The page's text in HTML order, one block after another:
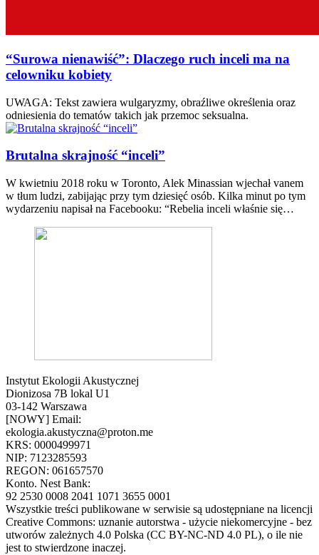
“Surowa nienawiść”: Dlaczego ruch inceli ma na
celowniku kobiety
UWAGA: Tekst zawiera wulgaryzmy, obraźliwe określenia oraz
odniesienia do tematów takich jak przemoc seksualna.
Brutalna skrajność “inceli”
W kwietniu 2018 roku w Toronto, Alek Minassian wjechał vanem
w tłum ludzi, zabijając przy tym dziesięć osób. Kilka minut po tym
wydarzeniu napisał na Facebooku: “Rebelia inceli właśnie się…
Instytut Ekologii Akustycznej
Dionizosa 7B lokal U1
03-142 Warszawa
[NOWY] Email:
ekologia.akustyczna@proton.me
KRS: 0000499971
NIP: 7123285593
REGON: 061657570
Konto. Nest Bank:
92 2530 0008 2041 1071 3655 0001
Wszystkie treści publikowane w serwisie są udostępniane na licencji
Creative Commons: uznanie autorstwa - użycie niekomercyjne - bez
utworów zależnych 4.0 Polska (CC BY-NC-ND 4.0 PL), o ile nie
jest to stwierdzone inaczej.